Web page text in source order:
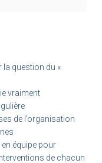
question du «
vraiment
de l’organisation
équipe pour
de chacun